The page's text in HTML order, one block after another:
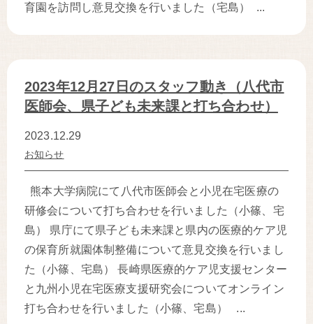
育園を訪問し意見交換を行いました（宅島） ...
2023年12月27日のスタッフ動き（八代市
医師会、県子ども未来課と打ち合わせ）
2023.12.29
お知らせ
熊本大学病院にて八代市医師会と小児在宅医療の
研修会について打ち合わせを行いました（小篠、宅
島） 県庁にて県子ども未来課と県内の医療的ケア児
の保育所就園体制整備について意見交換を行いまし
た（小篠、宅島） 長崎県医療的ケア児支援センター
と九州小児在宅医療支援研究会についてオンライン
打ち合わせを行いました（小篠、宅島） ...